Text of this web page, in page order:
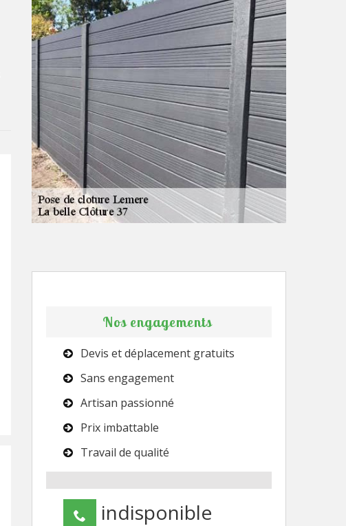
Nos engagements
Devis et déplacement gratuits
Sans engagement
Artisan passionné
Prix imbattable
Travail de qualité
indisponible